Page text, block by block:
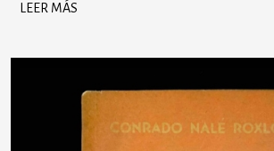
LEER MÁS